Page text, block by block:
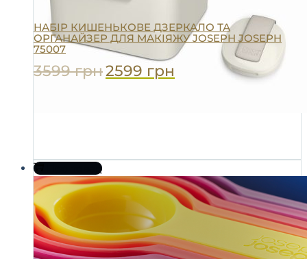
НАБІР КИШЕНЬКОВЕ ДЗЕРКАЛО ТА
ОРГАНАЙЗЕР ДЛЯ МАКІЯЖУ JOSEPH JOSEPH
75007
3599грн2599 грн
Про товар